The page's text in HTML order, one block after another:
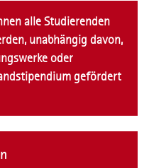
alle Studierenden
unabhängig davon,
oder
gefördert